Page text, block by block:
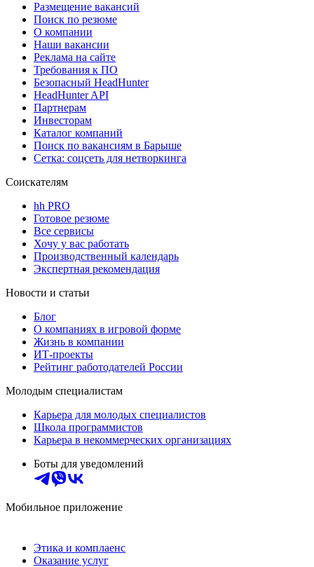
Размещение вакансий
Поиск по резюме
О компании
Наши вакансии
Реклама на сайте
Требования к ПО
Безопасный HeadHunter
HeadHunter API
Партнерам
Инвесторам
Каталог компаний
Поиск по вакансиям в Барыше
Сетка: соцсеть для нетворкинга
Соискателям
hh PRO
Готовое резюме
Все сервисы
Хочу у вас работать
Производственный календарь
Экспертная рекомендация
Новости и статьи
Блог
О компаниях в игровой форме
Жизнь в компании
ИТ-проекты
Рейтинг работодателей России
Молодым специалистам
Карьера для молодых специалистов
Школа программистов
Карьера в некоммерческих организациях
Боты для уведомлений
Мобильное приложение
Этика и комплаенс
Оказание услуг